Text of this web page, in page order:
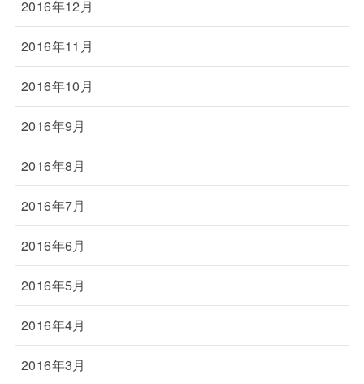
2016年12月
2016年11月
2016年10月
2016年9月
2016年8月
2016年7月
2016年6月
2016年5月
2016年4月
2016年3月